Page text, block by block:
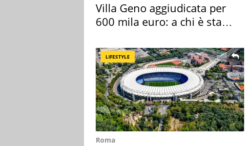
Villa Geno aggiudicata per
600 mila euro: a chi è stata
LIFESTYLE
Roma